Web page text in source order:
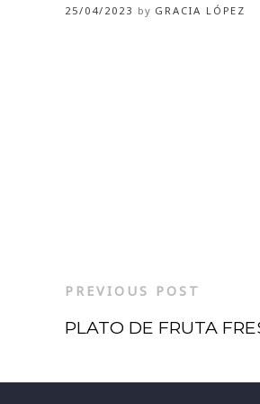
25/04/2023 by GRACIA LÓPEZ
PREVIOUS POST
PLATO DE FRUTA